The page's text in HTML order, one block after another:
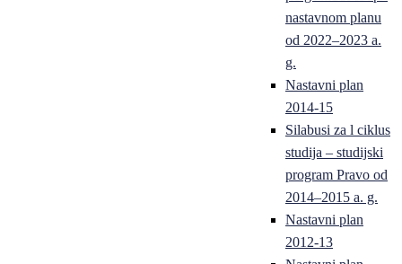
nastavnom planu
od 2022–2023 a.
g.
Nastavni plan
2014-15
Silabusi za l ciklus
studija – studijski
program Pravo od
2014–2015 a. g.
Nastavni plan
2012-13